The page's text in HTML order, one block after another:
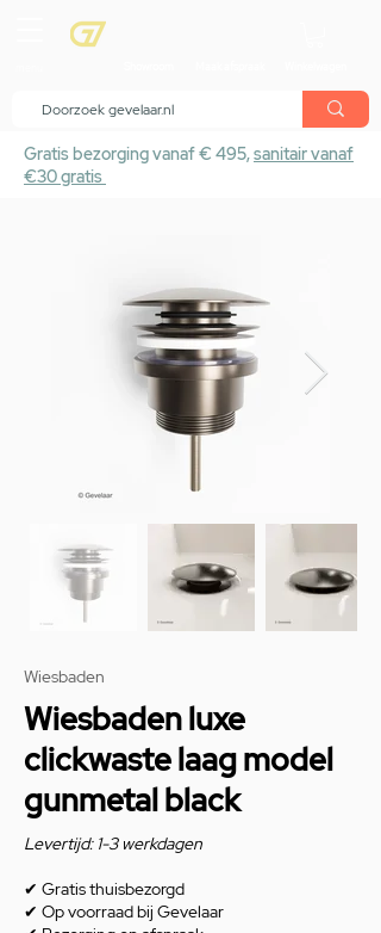
Gratis bezorging vanaf € 495,sanitair vanaf
€30 gratis
Wiesbaden
Wiesbaden luxe
clickwaste laag model
gunmetal black
Levertijd: 1-3 werkdagen
✔ Gratis thuisbezorgd
✔ Op voorraad bij Gevelaar